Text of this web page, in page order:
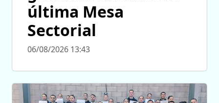
última Mesa
Sectorial
06/08/2026 13:43